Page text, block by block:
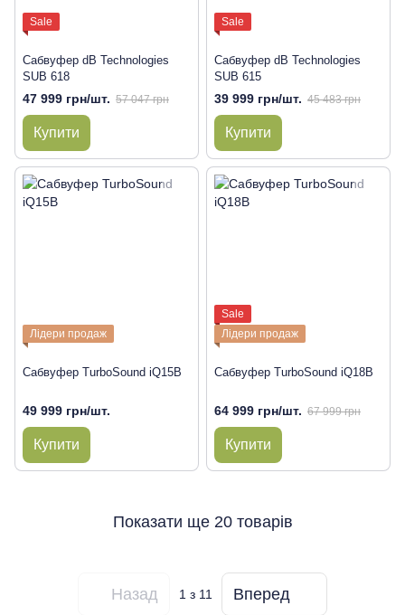
Sale
Сабвуфер dB Technologies
SUB 618
47 999 грн/шт. 57 047 грн
Купити
Sale
Сабвуфер dB Technologies
SUB 615
39 999 грн/шт. 45 483 грн
Купити
Лідери продаж
Сабвуфер TurboSound iQ15B
49 999 грн/шт.
Купити
Sale
Лідери продаж
Сабвуфер TurboSound iQ18B
64 999 грн/шт. 67 999 грн
Купити
Показати ще 20 товарів
Назад 1 з 11 Вперед